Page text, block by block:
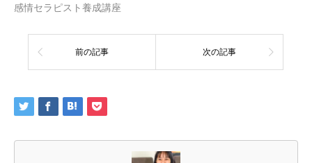
感情セラピスト養成講座
前の記事 次の記事